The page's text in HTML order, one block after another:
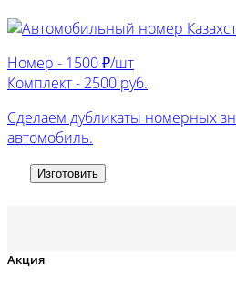
Номер - 1500 ₽/шт
Комплект - 2500 руб.
Сделаем дубликаты номерных
автомобиль.
Изготовить
Акция